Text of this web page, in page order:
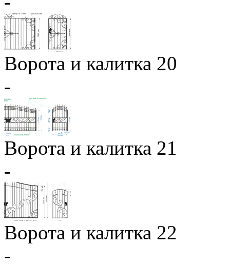
Ворота и калитка 20
-
Ворота и калитка 21
-
Ворота и калитка 22
-